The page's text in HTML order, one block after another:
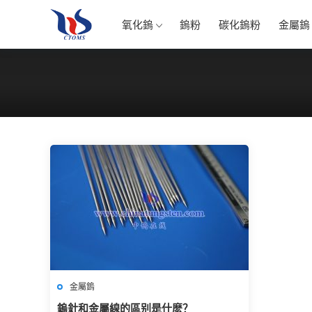
氧化鎢 鎢粉 碳化鎢粉 金屬鎢
金屬鎢
鎢針和金屬線的區别是什麽？